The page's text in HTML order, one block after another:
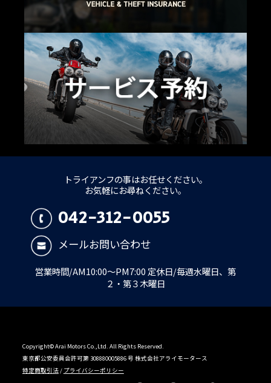
トライアンフの事はお任せください。
お気軽にお尋ねください。
042-312-0055
メールお問い合わせ
営業時間/AM10:00～PM7:00 定休日/毎週水曜日、第
２・第３木曜日
Copyright© Arai Motors Co.,Ltd. All Rights Reserved.
東京都公安委員会許可第 308880005886 号 株式会社アライモータース
特定商取引法/ プライバシーポリシー